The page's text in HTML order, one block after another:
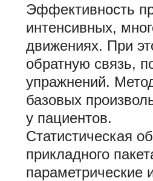
Эффективность
интенсивных,
движениях. При
обратную связь,
упражнений.
базовых
у пациентов.
Статистическая
прикладного
параметрические